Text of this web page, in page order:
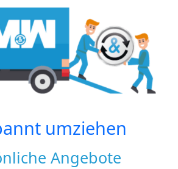
umziehen
Angebote